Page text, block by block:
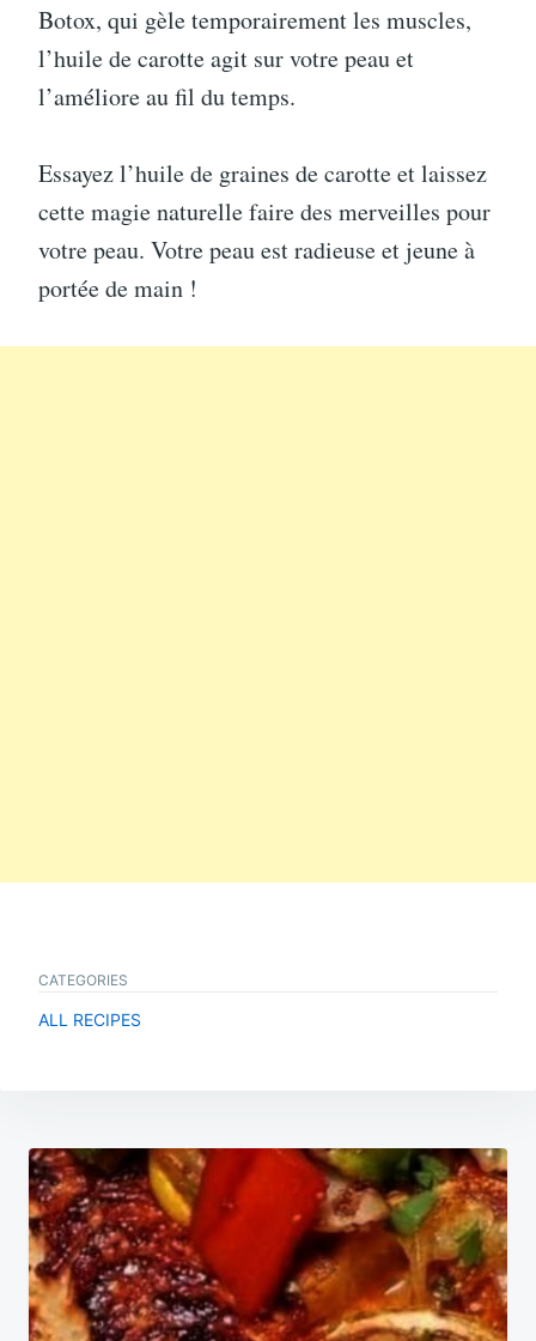
Botox, qui gèle temporairement les muscles,
l’huile de carotte agit sur votre peau et
l’améliore au fil du temps.
Essayez l’huile de graines de carotte et laissez
cette magie naturelle faire des merveilles pour
votre peau. Votre peau est radieuse et jeune à
portée de main !
CATEGORIES
ALL RECIPES
Post
navigation